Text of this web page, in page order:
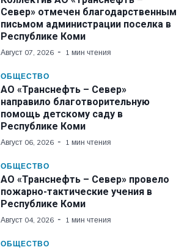
Север» отмечен благодарственным
письмом администрации поселка в
Республике Коми
Август 07, 2026 1 мин чтения
ОБЩЕСТВО
АО «Транснефть – Север»
направило благотворительную
помощь детскому саду в
Республике Коми
Август 06, 2026 1 мин чтения
ОБЩЕСТВО
АО «Транснефть – Север» провело
пожарно-тактические учения в
Республике Коми
Август 04, 2026 1 мин чтения
ОБЩЕСТВО